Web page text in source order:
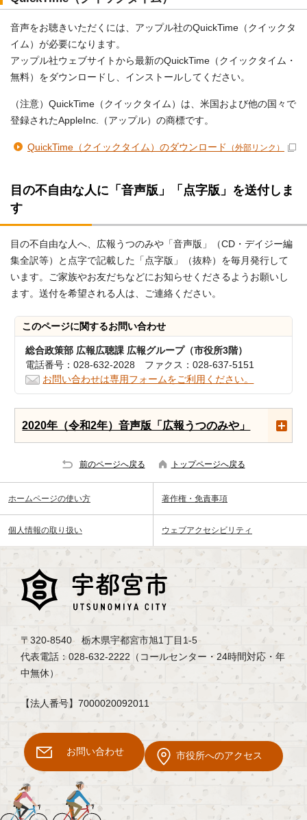
音声をお聴きいただくには、アップル社のQuickTime（クイックタ
イム）が必要になります。
アップル社ウェブサイトから最新のQuickTime（クイックタイム・
無料）をダウンロードし、インストールしてください。
（注意）QuickTime（クイックタイム）は、米国および他の国々で
登録されたAppleInc.（アップル）の商標です。
QuickTime（クイックタイム）のダウンロード （外部リンク）
目の不自由な人に「音声版」「点字版」を送付しま
す
目の不自由な人へ、広報うつのみや「音声版」（CD・デイジー編
集全訳等）と点字で記載した「点字版」（抜粋）を毎月発行して
います。ご家族やお友だちなどにお知らせくださるようお願いし
ます。送付を希望される人は、ご連絡ください。
このページに関するお問い合わせ
総合政策部 広報広聴課 広報グループ（市役所3階）
電話番号：028-632-2028 ファクス：028-637-5151
お問い合わせは専用フォームをご利用ください。
2020年（令和2年）音声版「広報うつのみや」
前のページへ戻る トップページへ戻る
ホームページの使い方 著作権・免責事項
個人情報の取り扱い ウェブアクセシビリティ
〒320-8540 栃木県宇都宮市旭1丁目1-5
代表電話：028-632-2222（コールセンター・24時間対応・年
中無休）
【法人番号】7000020092011
お問い合わせ 市役所へのアクセス